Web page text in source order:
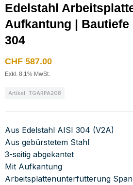
Edelstahl
Aufkantung | Bautiefe
304
CHF 587.00
Exkl. 8,1% MwSt.
Artikel: TGARPA208
Aus Edelstahl AISI 304 (V2A)
Aus gebürstetem Stahl
3-seitig abgekantet
Mit Aufkantung
Arbeitsplattenunterfütterung